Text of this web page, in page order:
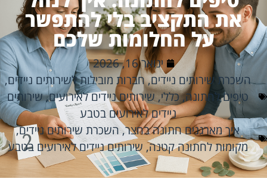
את התקציב בלי להתפשר
על החלומות שלכם
ינואר 16, 2026
השכרת שירותים ניידים,חברות מובילות לשירותים ניידים,
טיפים לחתונה,כללי,שירותים ניידים לאירועים,שירותים
ניידים לאירועים בטבע
איך מארגנים חתונה בחצר,השכרת שירותים ניידים,
מקומות לחתונה קטנה,שירותים ניידים לאירועים בטבע